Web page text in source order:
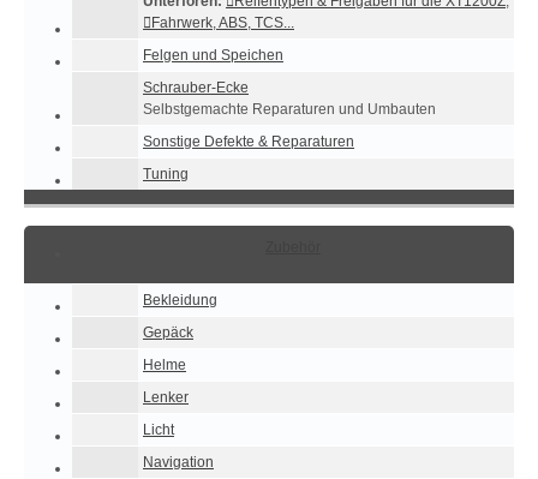
Fahrwerk, ABS, TCS...
Felgen und Speichen
Schrauber-Ecke
Selbstgemachte Reparaturen und Umbauten
Sonstige Defekte & Reparaturen
Tuning
Bekleidung
Gepäck
Helme
Lenker
Licht
Navigation